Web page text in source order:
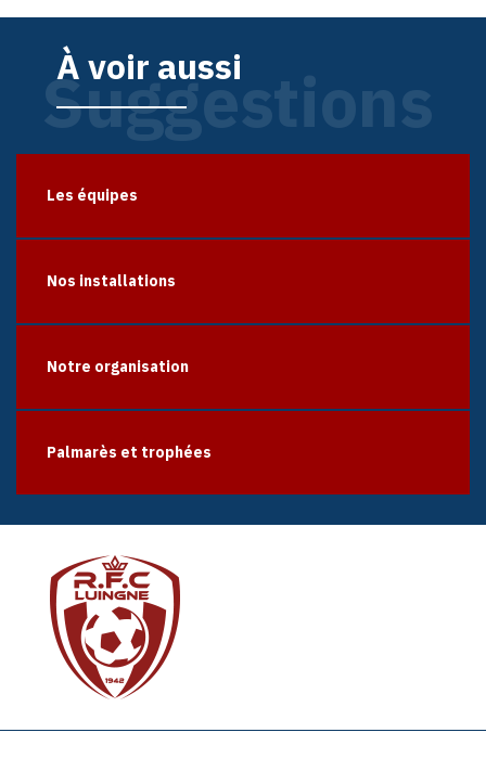
À voir aussi
Suggestions
Les équipes
Nos installations
Notre organisation
Palmarès et trophées